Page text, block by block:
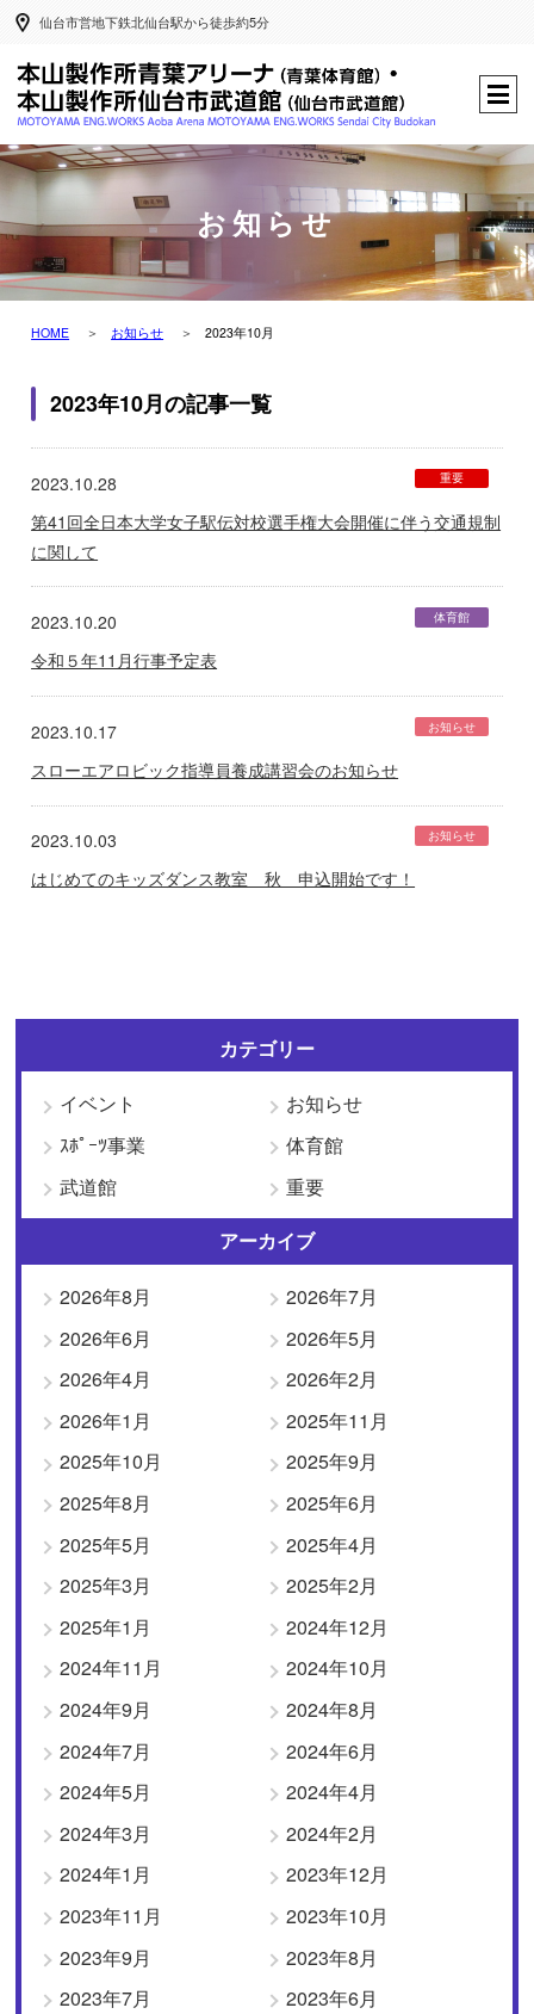
仙台市営地下鉄北仙台駅から徒歩約5分
お知らせ
HOME お知らせ 2023年10月
2023年10月の記事一覧
2023.10.28 重要
第41回全日本大学女子駅伝対校選手権大会開催に伴う交通規制
に関して
2023.10.20 体育館
令和５年11月行事予定表
2023.10.17 お知らせ
スローエアロビック指導員養成講習会のお知らせ
2023.10.03 お知らせ
はじめてのキッズダンス教室 秋 申込開始です！
カテゴリー
イベント
お知らせ
ｽﾎﾟｰﾂ事業
体育館
武道館
重要
アーカイブ
2026年8月
2026年7月
2026年6月
2026年5月
2026年4月
2026年2月
2026年1月
2025年11月
2025年10月
2025年9月
2025年8月
2025年6月
2025年5月
2025年4月
2025年3月
2025年2月
2025年1月
2024年12月
2024年11月
2024年10月
2024年9月
2024年8月
2024年7月
2024年6月
2024年5月
2024年4月
2024年3月
2024年2月
2024年1月
2023年12月
2023年11月
2023年10月
2023年9月
2023年8月
2023年7月
2023年6月